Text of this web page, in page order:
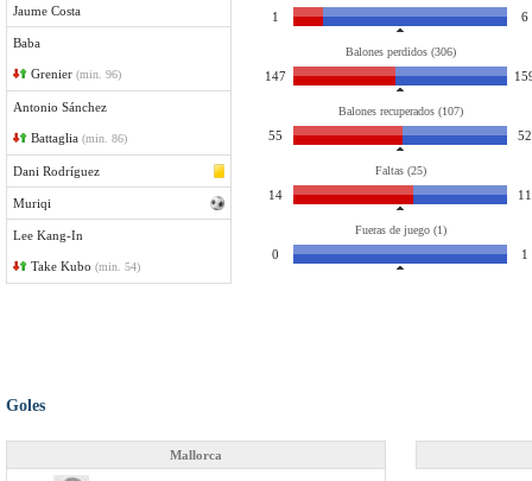
Jaume Costa
Baba
Grenier (min. 96)
Antonio Sánchez
Battaglia (min. 86)
Dani Rodríguez
Muriqi
Lee Kang-In
Take Kubo (min. 54)
1 6
Balones perdidos (306)
147
Balones recuperados (107)
55 52
Faltas (25)
14 11
Fueras de juego (1)
0 1
Goles
Mallorca